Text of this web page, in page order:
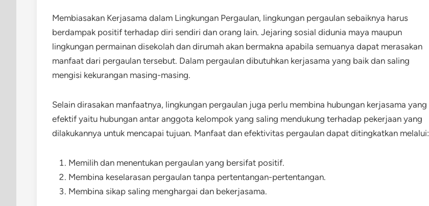
Membiasakan Kerjasama dalam Lingkungan Pergaulan, lingkungan pergaulan sebaiknya harus
berdampak positif terhadap diri sendiri dan orang lain. Jejaring sosial didunia maya maupun
lingkungan permainan disekolah dan dirumah akan bermakna apabila semuanya dapat merasakan
manfaat dari pergaulan tersebut. Dalam pergaulan dibutuhkan kerjasama yang baik dan saling
mengisi kekurangan masing-masing.
Selain dirasakan manfaatnya, lingkungan pergaulan juga perlu membina hubungan kerjasama yang
efektif yaitu hubungan antar anggota kelompok yang saling mendukung terhadap pekerjaan yang
dilakukannya untuk mencapai tujuan. Manfaat dan efektivitas pergaulan dapat ditingkatkan melalui:
Memilih dan menentukan pergaulan yang bersifat positif.
Membina keselarasan pergaulan tanpa pertentangan-pertentangan.
Membina sikap saling menghargai dan bekerjasama.